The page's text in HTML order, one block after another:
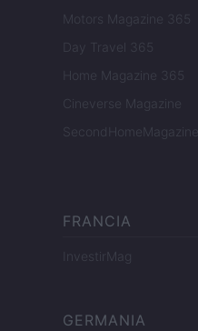
Motors Magazine 365
Day Travel 365
Home Magazine 365
Cineverse Magazine
SecondHomeMagazine
FRANCIA
InvestirMag
GERMANIA